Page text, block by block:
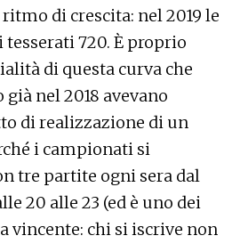
ritmo di crescita: nel 2019 le
tesserati 720. È proprio
di questa curva che
nel 2018 avevano
di realizzazione di un
i campionati si
tre partite ogni sera dal
20 alle 23 (ed è uno dei
vincente: chi si iscrive non